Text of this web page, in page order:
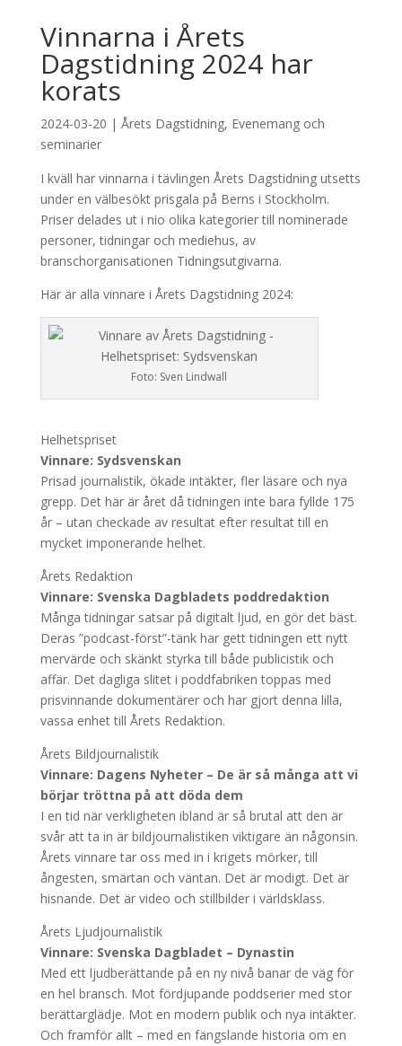
Vinnarna i Årets
Dagstidning 2024 har
korats
2024-03-20 | Årets Dagstidning, Evenemang och
seminarier
I kväll har vinnarna i tävlingen Årets Dagstidning utsetts
under en välbesökt prisgala på Berns i Stockholm.
Priser delades ut i nio olika kategorier till nominerade
personer, tidningar och mediehus, av
branschorganisationen Tidningsutgivarna.
Här är alla vinnare i Årets Dagstidning 2024:
Foto: Sven Lindwall
Helhetspriset
Vinnare: Sydsvenskan
Prisad journalistik, ökade intäkter, fler läsare och nya
grepp. Det här är året då tidningen inte bara fyllde 175
år – utan checkade av resultat efter resultat till en
mycket imponerande helhet.
Årets Redaktion
Vinnare: Svenska Dagbladets poddredaktion
Många tidningar satsar på digitalt ljud, en gör det bäst.
Deras ”podcast-först”-tänk har gett tidningen ett nytt
mervärde och skänkt styrka till både publicistik och
affär. Det dagliga slitet i poddfabriken toppas med
prisvinnande dokumentärer och har gjort denna lilla,
vassa enhet till Årets Redaktion.
Årets Bildjournalistik
Vinnare: Dagens Nyheter – De är så många att vi
börjar tröttna på att döda dem
I en tid när verkligheten ibland är så brutal att den är
svår att ta in är bildjournalistiken viktigare än någonsin.
Årets vinnare tar oss med in i krigets mörker, till
ångesten, smärtan och väntan. Det är modigt. Det är
hisnande. Det är video och stillbilder i världsklass.
Årets Ljudjournalistik
Vinnare: Svenska Dagbladet – Dynastin
Med ett ljudberättande på en ny nivå banar de väg för
en hel bransch. Mot fördjupande poddserier med stor
berättarglädje. Mot en modern publik och nya intäkter.
Och framför allt – med en fängslande historia om en